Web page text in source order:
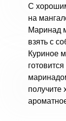
С
на
Маринад
взять с
Куриное
получите